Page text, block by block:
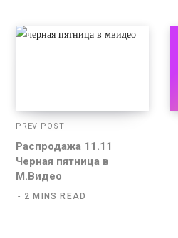
PREV POST
Распродажа 11.11
Черная пятница в
М.Видео
2 MINS READ